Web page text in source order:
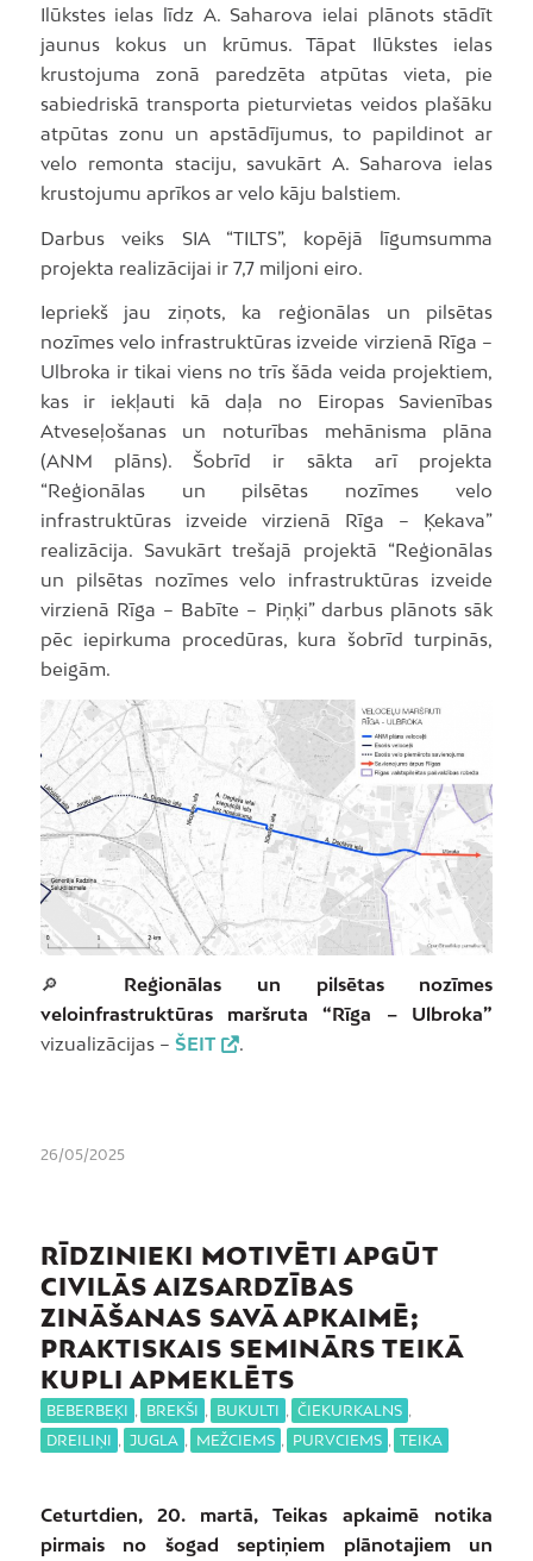
Ilūkstes ielas līdz A. Saharova ielai plānots stādīt
jaunus kokus un krūmus. Tāpat Ilūkstes ielas
krustojuma zonā paredzēta atpūtas vieta, pie
sabiedriskā transporta pieturvietas veidos plašāku
atpūtas zonu un apstādījumus, to papildinot ar
velo remonta staciju, savukārt A. Saharova ielas
krustojumu aprīkos ar velo kāju balstiem.
Darbus veiks SIA “TILTS”, kopējā līgumsumma
projekta realizācijai ir 7,7 miljoni eiro.
Iepriekš jau ziņots, ka reģionālas un pilsētas
nozīmes velo infrastruktūras izveide virzienā Rīga –
Ulbroka ir tikai viens no trīs šāda veida projektiem,
kas ir iekļauti kā daļa no Eiropas Savienības
Atveseļošanas un noturības mehānisma plāna
(ANM plāns). Šobrīd ir sākta arī projekta
“Reģionālas un pilsētas nozīmes velo
infrastruktūras izveide virzienā Rīga – Ķekava”
realizācija. Savukārt trešajā projektā “Reģionālas
un pilsētas nozīmes velo infrastruktūras izveide
virzienā Rīga – Babīte – Piņķi” darbus plānots sāk
pēc iepirkuma procedūras, kura šobrīd turpinās,
beigām.
🔎 Reģionālas un pilsētas nozīmes
veloinfrastruktūras maršruta “Rīga – Ulbroka”
vizualizācijas – ŠEIT .
26/05/2025
RĪDZINIEKI MOTIVĒTI APGŪT
CIVILĀS AIZSARDZĪBAS
ZINĀŠANAS SAVĀ APKAIMĒ;
PRAKTISKAIS SEMINĀRS TEIKĀ
KUPLI APMEKLĒTS
BEBERBEĶI , BREKŠI , BUKULTI , ČIEKURKALNS ,
DREILIŅI , JUGLA , MEŽCIEMS , PURVCIEMS , TEIKA
Ceturtdien, 20. martā, Teikas apkaimē notika
pirmais no šogad septiņiem plānotajiem un